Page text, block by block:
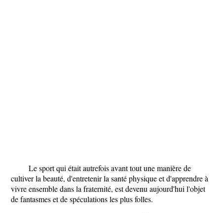
Le sport qui était autrefois avant tout une manière de
cultiver la beauté, d'entretenir la santé physique et d'apprendre à
vivre ensemble dans la fraternité, est devenu aujourd'hui l'objet
de fantasmes et de spéculations les plus folles.